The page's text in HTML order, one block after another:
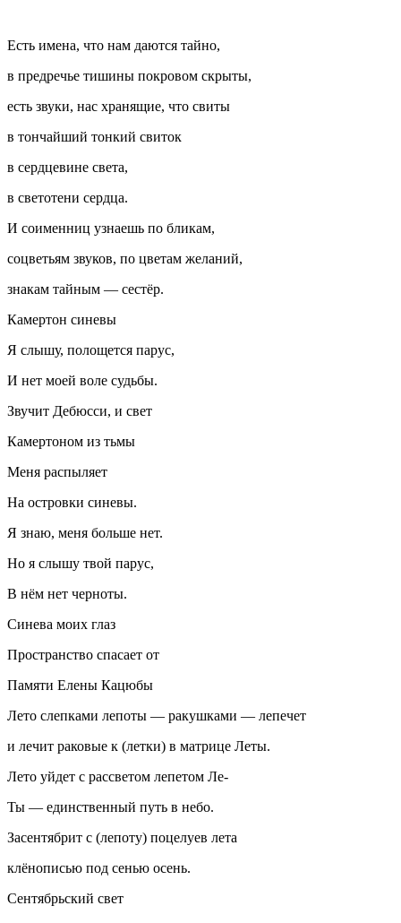
Есть имена, что нам даются тайно,
в предречье тишины покровом скрыты,
есть звуки, нас хранящие, что свиты
в тончайший тонкий свиток
в сердцевине света,
в светотени сердца.
И соименниц узнаешь по бликам,
соцветьям звуков, по цветам желаний,
знакам тайным — сестёр.
Камертон синевы
Я слышу, полощется парус,
И нет моей воле судьбы.
Звучит Дебюсси, и свет
Камертоном из тьмы
Меня распыляет
На островки синевы.
Я знаю, меня больше нет.
Но я слышу твой парус,
В нём нет черноты.
Синева моих глаз
Пространство спасает от
Памяти Елены Кацюбы
Лето слепками лепоты — ракушками — лепечет
и лечит раковые к (летки) в матрице Леты.
Лето уйдет с рассветом лепетом Ле-
Ты — единственный путь в небо.
Засентябрит с (лепоту) поцелуев лета
клёнописью под сенью осень.
Сентябрьский свет